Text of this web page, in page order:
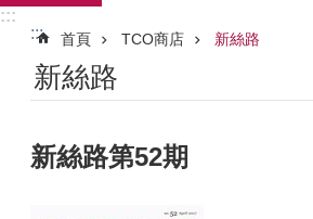
:::
:::
首頁 TCO商店 新絲路
新絲路
新絲路第52期